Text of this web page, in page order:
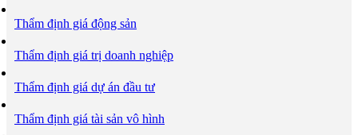
Thẩm định giá động sản
Thẩm định giá trị doanh nghiệp
Thẩm định giá dự án đầu tư
Thẩm định giá tài sản vô hình